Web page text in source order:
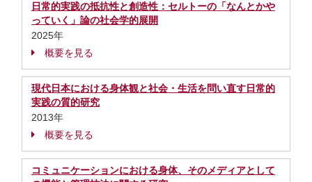
日常的実践の抵抗性と創造性：セルトーの「なんとかや
っていく」論の社会学的展開
2025年
概要を見る
現代日本における身体観と社会・生活を問い直す日常的
実践の質的研究
2013年
概要を見る
コミュニケーションにおける身体、そのメディアとして